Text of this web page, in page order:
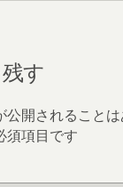
す
開されることは
須項目です